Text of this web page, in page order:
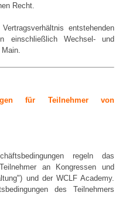
Recht.
entstehenden
einschließlich Wechsel- und
für Teilnehmer von
regeln das
an Kongressen und
und der WCLF Academy.
des Teilnehmers